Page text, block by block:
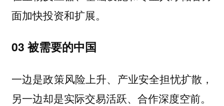
面加快投资和扩展。
03 被需要的中国
一边是政策风险上升、产业安全担忧扩散，
另一边却是实际交易活跃、合作深度空前。